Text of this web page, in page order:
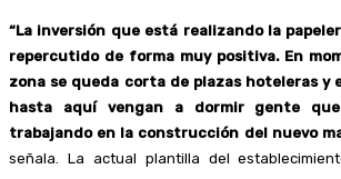
“La inversión que está realizando la
repercutido de forma muy positiva. En
zona se queda corta de plazas hoteleras y
hasta aquí vengan a dormir gente
trabajando en la construcción del nuevo
señala. La actual plantilla del